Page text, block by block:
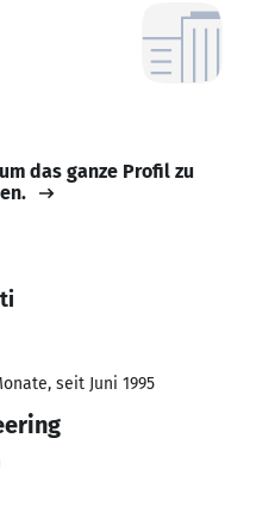
das ganze Profil zu
seit Juni 1995